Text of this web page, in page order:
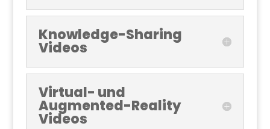
Knowledge-Sharing
Videos
Virtual- und
Augmented-Reality
Videos